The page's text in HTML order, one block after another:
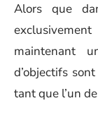
Alors que
maintenant
d’objectifs
tant que l’un